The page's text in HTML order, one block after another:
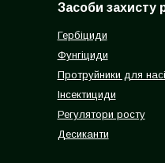
Засоби захисту
Гербіциди
Фунгіциди
Протруйники для
Інсектициди
Регулятори росту
Десиканти